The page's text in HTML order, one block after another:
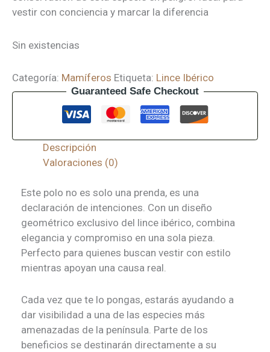
vestir con conciencia y marcar la diferencia
Sin existencias
Categoría: Mamíferos Etiqueta: Lince Ibérico
Guaranteed Safe Checkout
Descripción
Valoraciones (0)
Este polo no es solo una prenda, es una
declaración de intenciones. Con un diseño
geométrico exclusivo del lince ibérico, combina
elegancia y compromiso en una sola pieza.
Perfecto para quienes buscan vestir con estilo
mientras apoyan una causa real.
Cada vez que te lo pongas, estarás ayudando a
dar visibilidad a una de las especies más
amenazadas de la península. Parte de los
beneficios se destinarán directamente a su